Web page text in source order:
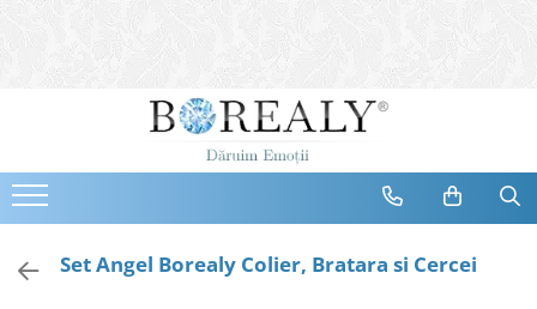
Bijuterii
Cercei
Bratari
ColiereSet Angel Borealy Colier, Bratara si Cercei